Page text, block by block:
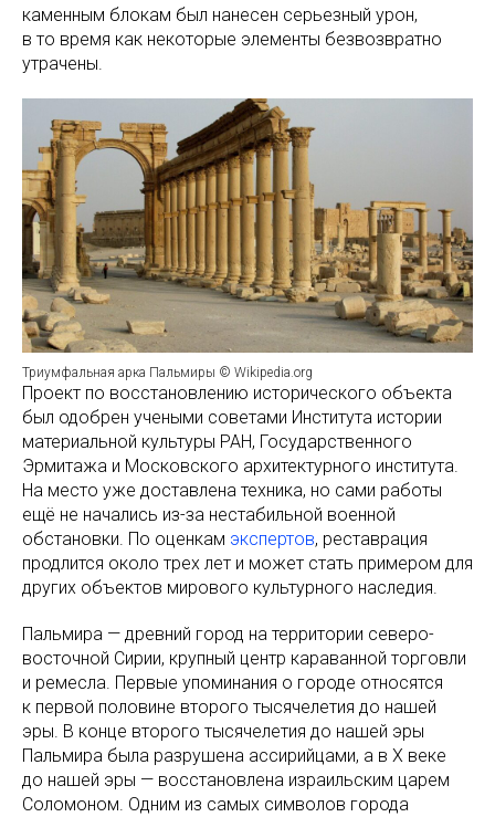
каменным блокам был нанесен серьезный урон,
в то время как некоторые элементы безвозвратно
утрачены.
Триумфальная арка Пальмиры © Wikipedia.org
Проект по восстановлению исторического объекта
был одобрен учеными советами Института истории
материальной культуры РАН, Государственного
Эрмитажа и Московского архитектурного института.
На место уже доставлена техника, но сами работы
ещё не начались из-за нестабильной военной
обстановки. По оценкам экспертов, реставрация
продлится около трех лет и может стать примером для
других объектов мирового культурного наследия.
Пальмира — древний город на территории северо-
восточной Сирии, крупный центр караванной торговли
и ремесла. Первые упоминания о городе относятся
к первой половине второго тысячелетия до нашей
эры. В конце второго тысячелетия до нашей эры
Пальмира была разрушена ассирийцами, а в Х веке
до нашей эры — восстановлена израильским царем
Соломоном. Одним из самых символов города